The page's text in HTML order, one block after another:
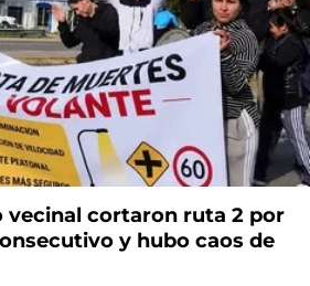
vecinal cortaron ruta 2 por
y hubo caos de